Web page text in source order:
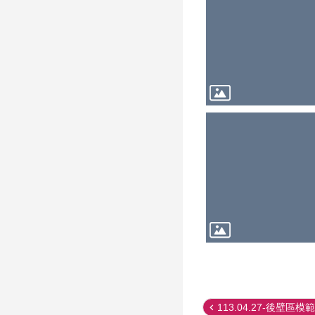
113.04.27-後壁區模